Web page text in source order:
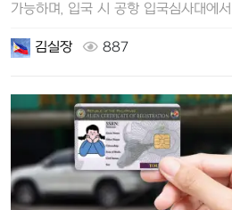
가능하며, 입국 시 공항 입국심사대에
김실장
887